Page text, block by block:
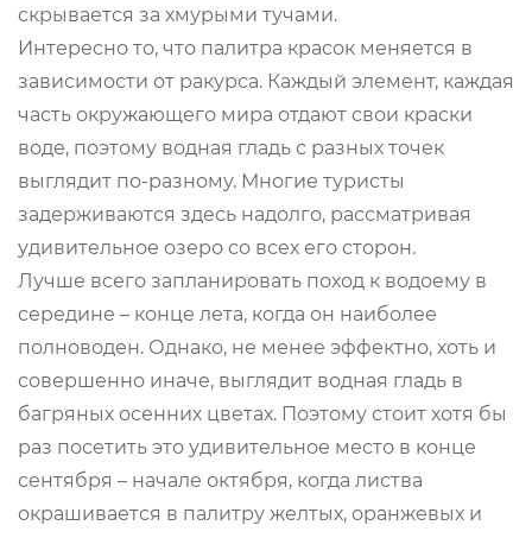
скрывается за хмурыми тучами.
Интересно то, что палитра красок меняется в
зависимости от ракурса. Каждый элемент, каждая
часть окружающего мира отдают свои краски
воде, поэтому водная гладь с разных точек
выглядит по-разному. Многие туристы
задерживаются здесь надолго, рассматривая
удивительное озеро со всех его сторон.
Лучше всего запланировать поход к водоему в
середине – конце лета, когда он наиболее
полноводен. Однако, не менее эффектно, хоть и
совершенно иначе, выглядит водная гладь в
багряных осенних цветах. Поэтому стоит хотя бы
раз посетить это удивительное место в конце
сентября – начале октября, когда листва
окрашивается в палитру желтых, оранжевых и